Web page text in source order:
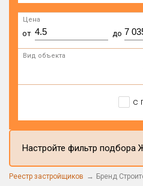
Цена
от до
Вид объекта
с
Настройте фильтр подбора
Реестр застройщиков Бренд